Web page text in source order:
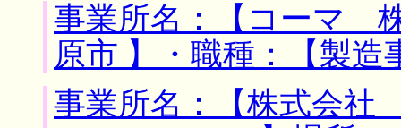
事業所名：【コーマ
原市 】・職種：【製造
事業所名：【株式会